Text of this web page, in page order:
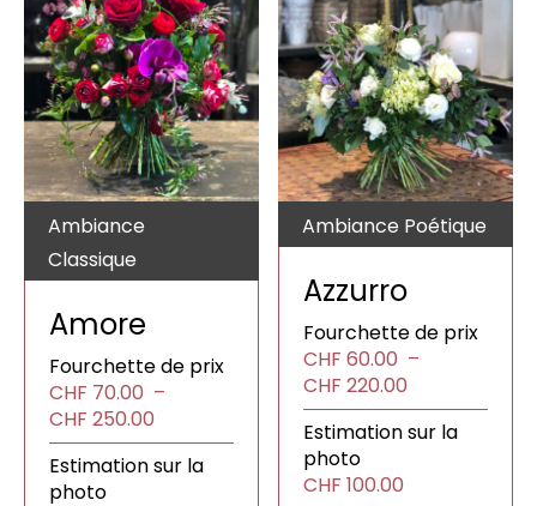
Ambiance
Classique
Amore
Fourchette de prix
CHF 70.00 –
CHF 250.00
de
prix :
Estimation sur la
photo
Ambiance Poétique
Azzurro
Fourchette de prix
CHF 60.00 –
CHF 220.00
de
prix :
Estimation sur la
photo
CHF 100.00